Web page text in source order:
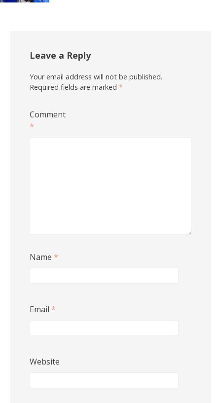
Leave a Reply
Your email address will not be published.
Required fields are marked *
Comment
*
Name *
Email *
Website